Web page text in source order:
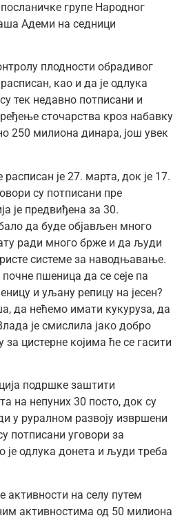
групе Народног
Адеми на седници
плодности обрадивог
као и да је одлука
тек недавно потписани и
сточарства кроз набавку
250 милиона динара, још увек
је 27. марта, док је 17.
су потписани пре
је предвиђена за 30.
да буде објављен много
ради много брже и да људи
системе за наводњавање.
пшеница да се сеје па
и уљану репицу на јесен?
да нећемо имати кукуруза, да
је смислила јако добро
цистерне којима ће се гасити
подршке заштити
на непуних 30 посто, док су
у руралном развоју извршени
потписани уговори за
је одлука донета и људи треба
активности на селу путем
активностима од 50 милиона